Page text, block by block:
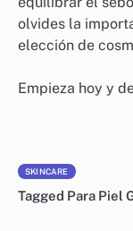
olvides la
elección de
Empieza hoy y
SKINCARE
Tagged Para Piel